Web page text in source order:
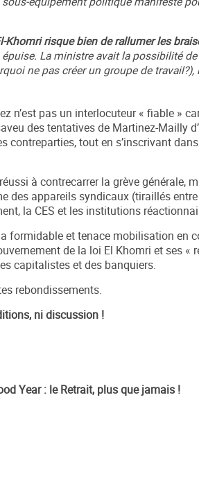
Khomri risque bien de rallumer les
La ministre avait la possibilité
ne pas créer un groupe de
n’est pas un interlocuteur « fiable »
des tentatives de Martinez-Mailly
contreparties, tout en s’inscrivant
à contrecarrer la grève générale,
des appareils syndicaux (tiraillés
la CES et les institutions
formidable et tenace mobilisation en
de la loi El Khomri et ses «
capitalistes et des banquiers.
rebondissements.
ni discussion !
Year : le Retrait, plus que jamais !